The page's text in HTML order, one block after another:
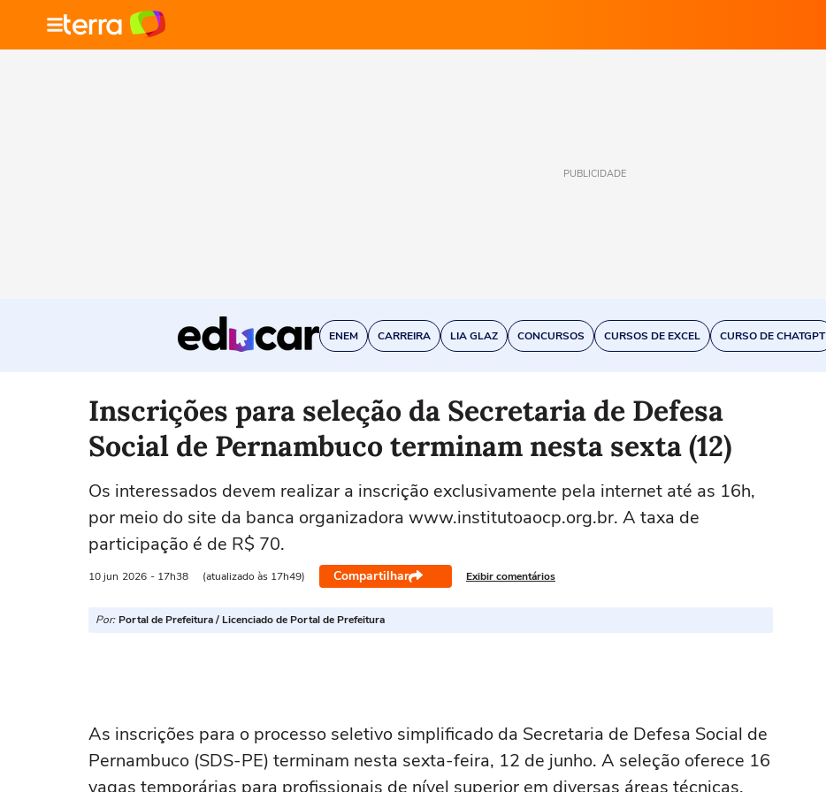
PUBLICIDADE
ENEM CARREIRA LIA GLAZ CONCURSOS CURSOS DE EXCEL CURSO DE CHATGPT
Inscrições para seleção da Secretaria de Defesa
Social de Pernambuco terminam nesta sexta (12)
Os interessados devem realizar a inscrição exclusivamente pela internet até as 16h,
por meio do site da banca organizadora www.institutoaocp.org.br. A taxa de
participação é de R$ 70.
10 jun 2026 - 17h38 (atualizado às 17h49) Compartilhar Exibir comentários
Por: Portal de Prefeitura / Licenciado de Portal de Prefeitura
As inscrições para o processo seletivo simplificado da Secretaria de Defesa Social de
Pernambuco (SDS-PE) terminam nesta sexta-feira, 12 de junho. A seleção oferece 16
vagas temporárias para profissionais de nível superior em diversas áreas técnicas,